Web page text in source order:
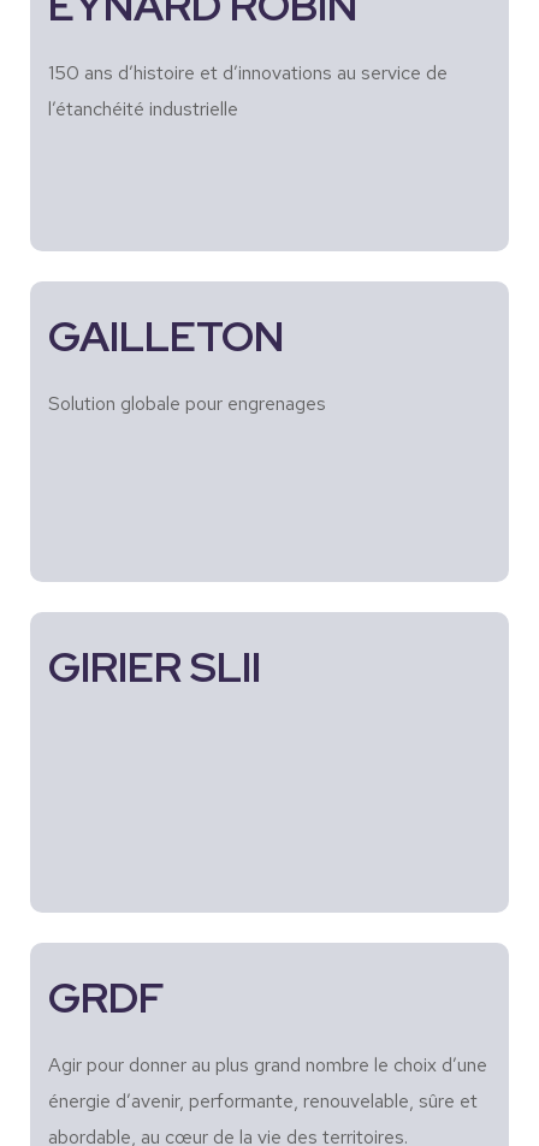
150 ans d’histoire et d’innovations au service de
l’étanchéité industrielle
GAILLETON
Solution globale pour engrenages
GIRIER SLII
GRDF
Agir pour donner au plus grand nombre le choix d’une
énergie d’avenir, performante, renouvelable, sûre et
abordable, au cœur de la vie des territoires.